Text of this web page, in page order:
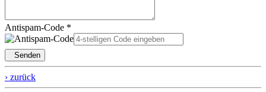
Antispam-Code *
Senden
› zurück